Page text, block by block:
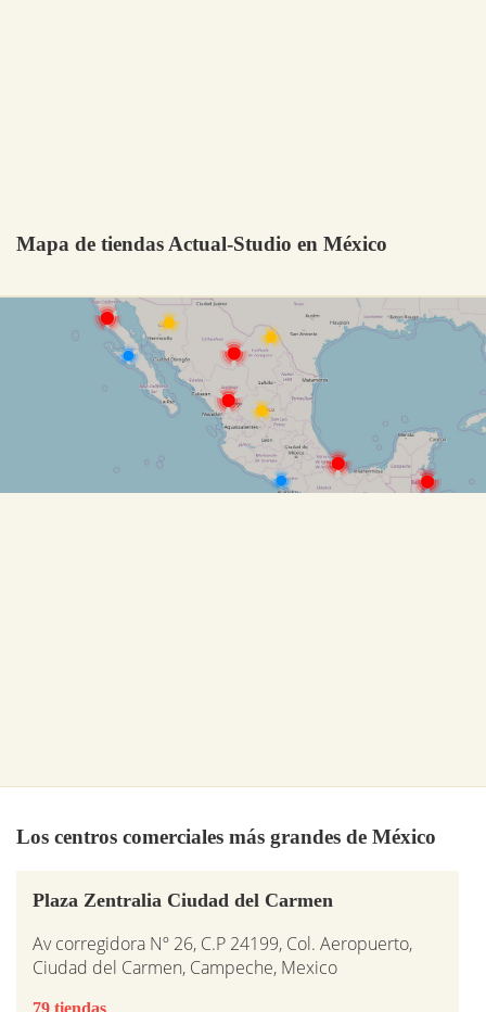
Mapa de tiendas Actual-Studio en México
Los centros comerciales más grandes de México
Plaza Zentralia Ciudad del Carmen
Av corregidora Nº 26, C.P 24199, Col. Aeropuerto,
Ciudad del Carmen, Campeche, Mexico